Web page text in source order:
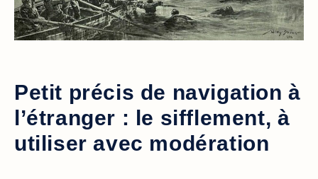
Petit précis de navigation à
l’étranger : le sifflement, à
utiliser avec modération